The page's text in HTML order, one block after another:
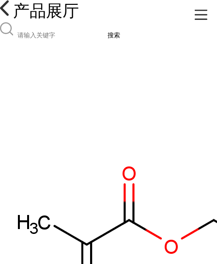
产品展厅
搜索